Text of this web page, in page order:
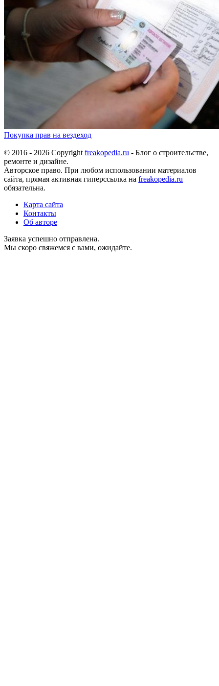
Покупка прав на вездеход
© 2016 - 2026 Copyright freakopedia.ru - Блог о строительстве,
ремонте и дизайне.
Авторское право. При любом использовании материалов
сайта, прямая активная гиперссылка на freakopedia.ru
обязательна.
Карта сайта
Контакты
Об авторе
Заявка успешно отправлена.
Мы скоро свяжемся с вами, ожидайте.